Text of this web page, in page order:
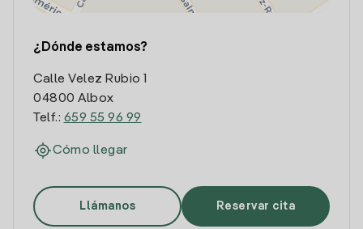
¿Dónde estamos?
Calle Velez Rubio 1
04800 Albox
Telf.: 659 55 96 99
Cómo llegar
Llámanos Reservar cita